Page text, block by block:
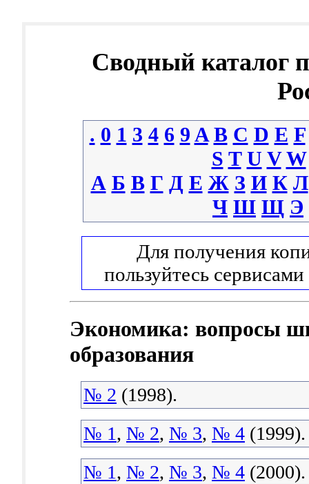
Сводный каталог
. 0 1 3 4 6 9 A B C D E F
S T U V W
А Б В Г Д Е Ж З И К Л
Ч Ш Щ Э
Для получения
пользуйтесь сервисами
Экономика: вопросы
образования
№ 2 (1998).
№ 1, № 2, № 3, № 4 (1999).
№ 1, № 2, № 3, № 4 (2000).